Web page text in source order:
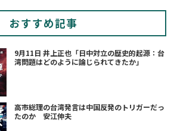
おすすめ記事
9月11日 井上正也「日中対立の歴史的起源：台
湾問題はどのように論じられてきたか」
高市総理の台湾発言は中国反発のトリガーだっ
たのか 安江伸夫